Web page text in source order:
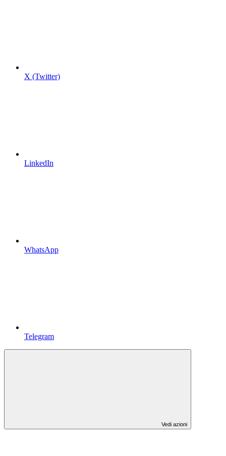
X (Twitter)
LinkedIn
WhatsApp
Telegram
Vedi azioni